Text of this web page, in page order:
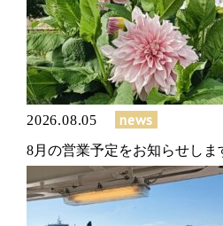
2026.08.05 news
8月の営業予定をお知らせしま